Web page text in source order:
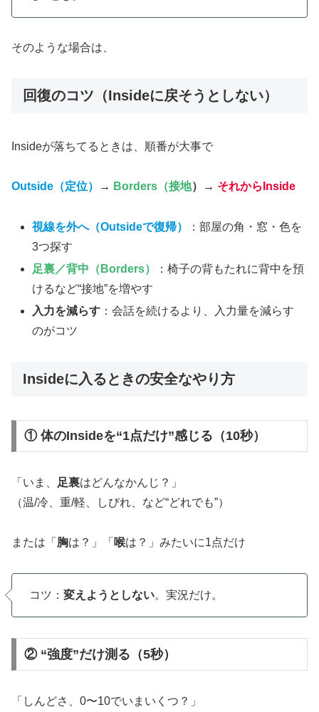
そのような場合は、
回復のコツ（Insideに戻そうとしない）
Insideが落ちてるときは、順番が大事で
Outside（定位） → Borders（接地）→ それからInside
視線を外へ（Outsideで復帰）
：部屋の角・窓・色を
3つ探す
足裏／背中（Borders）
：椅子の背もたれに背中を預
けるなど“接地”を増やす
入力を減らす ：会話を続けるより、入力量を減らす
のがコツ
Insideに入るときの安全なやり方
① 体のInsideを“1点だけ”感じる（10秒）
「いま、 足裏はどんなかんじ？」
（温/冷、重/軽、しびれ、など“どれでも”）
または「 胸は？」「 喉は？」みたいに1点だけ
コツ： 変えようとしない。実況だけ。
② “強度”だけ測る（5秒）
「しんどさ、0〜10でいまいくつ？」